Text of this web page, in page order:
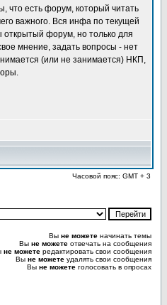
что есть форум, который читать
важного. Вся инфа по текущей
открытый форум, но только для
мнение, задать вопросы - нет
(или не занимается) НКП,
Часовой пояс: GMT + 3
Вы не можете начинать темы
Вы не можете отвечать на сообщения
не можете редактировать свои сообщения
Вы не можете удалять свои сообщения
Вы не можете голосовать в опросах